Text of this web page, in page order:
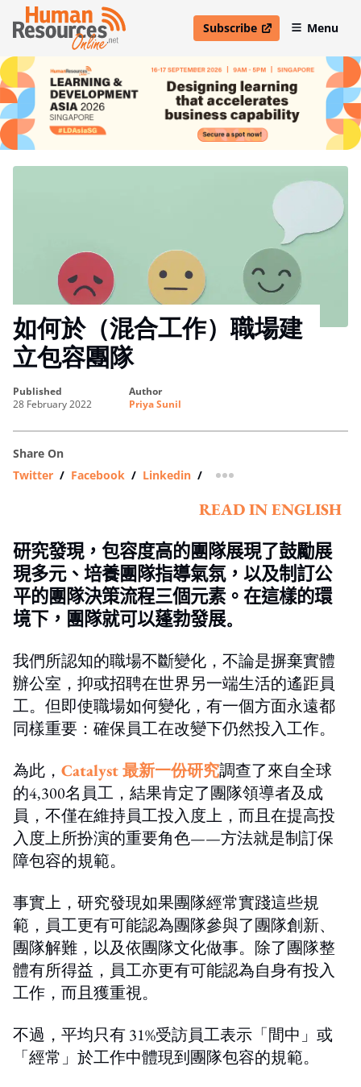
Subscribe
open in new windowMenu
如何於（混合工作）職場建
立包容團隊
published
28 February 2022
author
Priya Sunil
Share On
Twitter / Facebook / Linkedin / more sharing option
READ IN ENGLISH
研究發現， 包容度高的團隊展現了鼓勵展
現多元、培養團隊指導氣氛，以及制訂公
平的團隊決策流程三個元素。在這樣的環
境下 ，團隊就可以蓬勃發展。
我們所認知的職場不斷變化，不論是摒棄實體
辦公室，抑或招聘在世界另一端生活的遙距員
工。但即使職場如何變化，有一個方面永遠都
同樣重要：確保員工在改變下仍然投入工作。
為此， Catalyst最新一份研究調查了來自全球
的4,300名員工，結果肯定了團隊領導者及成
員，不僅在維持員工投入度上 ，而且在提高投
入度上所扮演的重要角色——方法就是制訂保
障包容的規範。
事實上，研究發現如果團隊經常實踐這些規
範 ， 員工更有可能認為團隊參與了團隊創新、
團隊解難，以及依團隊文化做事。除了團隊整
體有所得益，員工亦更有可能認為自身有投入
工作，而且獲重視。
不過，平均只有31%受訪員工表示「間中」或
「經常」於工作中體現到團隊包容的規範。